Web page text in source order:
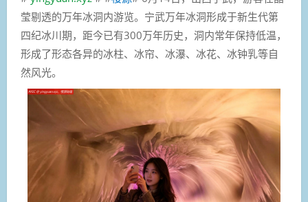
莹剔透的万年冰洞内游览。宁武万年冰洞形成于新生代第
四纪冰川期，距今已有300万年历史，洞内常年保持低温，
形成了形态各异的冰柱、冰帘、冰瀑、冰花、冰钟乳等自
然风光。